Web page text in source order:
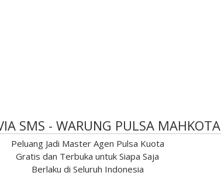
SMS - WARUNG PULSA MAHKOTA
Peluang Jadi Master Agen Pulsa Kuota
Gratis dan Terbuka untuk Siapa Saja
Berlaku di Seluruh Indonesia